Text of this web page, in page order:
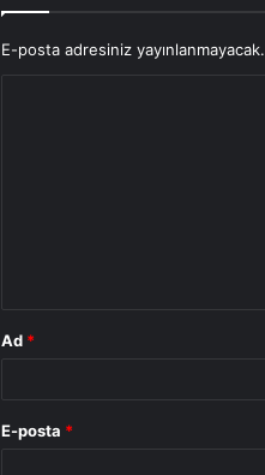
E-posta adresiniz yayınlanmayacak.
Ad *
E-posta *